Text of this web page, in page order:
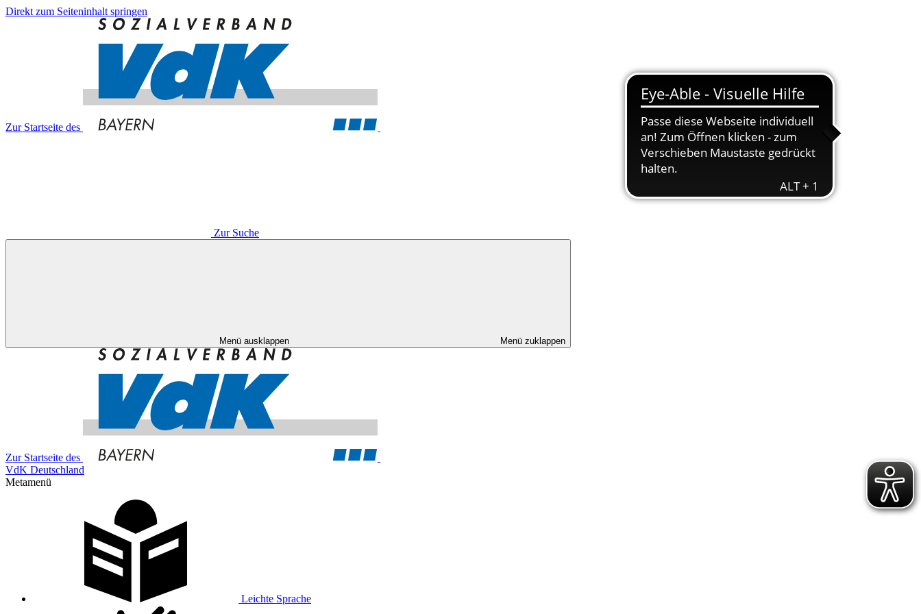
Direkt zum Seiteninhalt springen
Zur Startseite des
Zur Suche
Menü ausklappen Menü zuklappen
Zur Startseite des
VdK Deutschland
Metamenü
Leichte Sprache